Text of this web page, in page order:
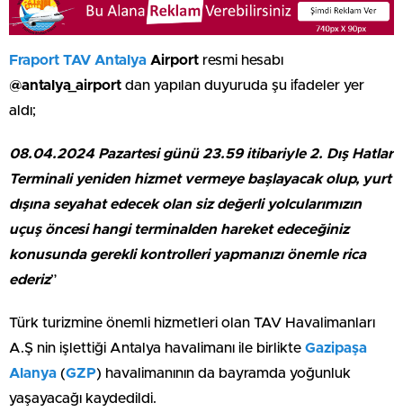
Fraport TAV Antalya Airport resmi hesabı
@antalya_airport dan yapılan duyuruda şu ifadeler yer
aldı;
08.04.2024 Pazartesi günü 23.59 itibariyle 2. Dış Hatlar
Terminali yeniden hizmet vermeye başlayacak olup, yurt
dışına seyahat edecek olan siz değerli yolcularımızın
uçuş öncesi hangi terminalden hareket edeceğiniz
konusunda gerekli kontrolleri yapmanızı önemle rica
ederiz”
Türk turizmine önemli hizmetleri olan TAV Havalimanları
A.Ş nin işlettiği Antalya havalimanı ile birlikte Gazipaşa
Alanya (GZP) havalimanının da bayramda yoğunluk
yaşayacağı kaydedildi.